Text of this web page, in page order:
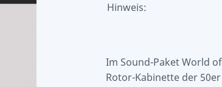
Hinweis:
Im Sound-Paket World
Rotor-Kabinette der